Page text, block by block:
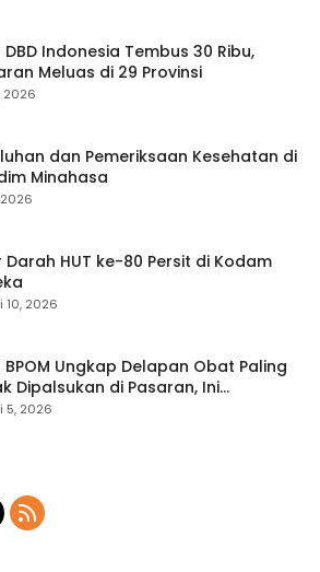
DBD Indonesia Tembus 30 Ribu,
Meluas di 29 Provinsi
2026
dan Pemeriksaan Kesehatan di
Minahasa
2026
Darah HUT ke-80 Persit di Kodam
10, 2026
BPOM Ungkap Delapan Obat Paling
Dipalsukan di Pasaran, Ini
5, 2026